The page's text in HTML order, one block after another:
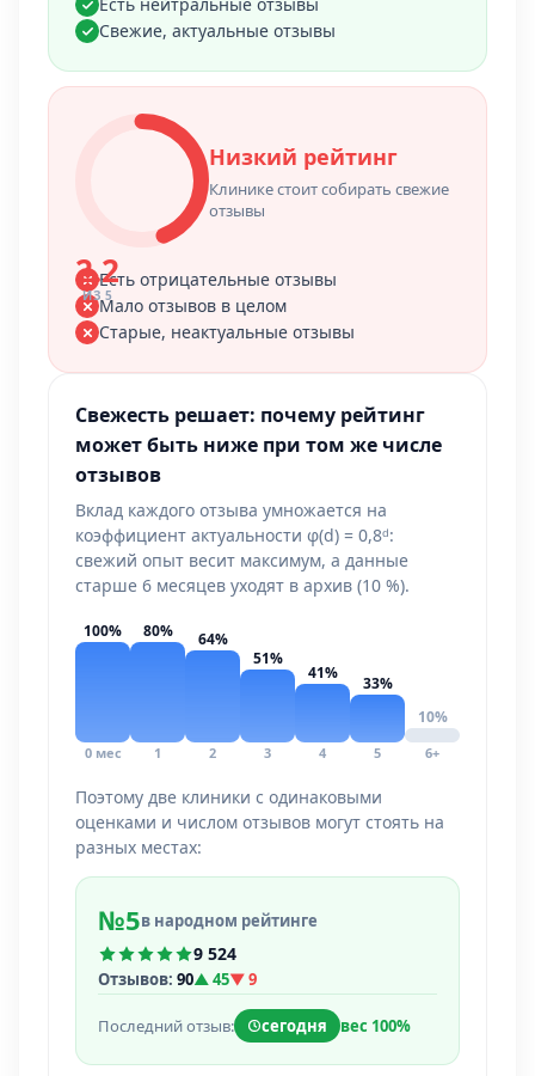
Свежие, актуальные отзывы
2.2
ИЗ 5
Низкий рейтинг
Клинике стоит собирать свежие
отзывы
Есть отрицательные отзывы
Мало отзывов в целом
Старые, неактуальные отзывы
Свежесть решает: почему рейтинг
может быть ниже при том же числе
отзывов
Вклад каждого отзыва умножается на
коэффициент актуальности φ(d) = 0,8ᵈ:
свежий опыт весит максимум, а данные
старше 6 месяцев уходят в архив (10 %).
100%
0 мес
80%
1
64%
2
51%
3
41%
4
33%
5
10%
6+
Поэтому две клиники с одинаковыми
оценками и числом отзывов могут стоять на
разных местах:
№5в народном рейтинге
9 524
Отзывов: 90▲ 45▼ 9
Последний отзыв: сегодня вес 100%